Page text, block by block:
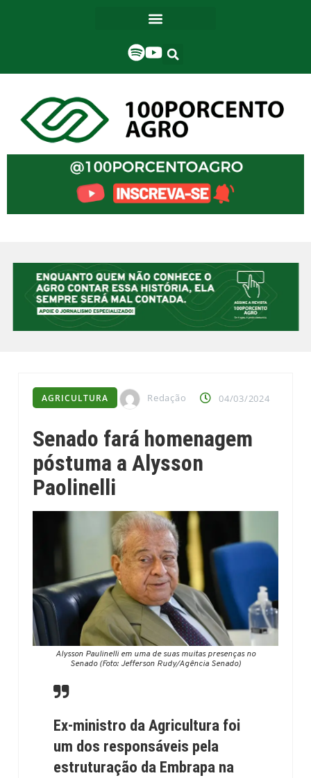
AGRICULTURA Redação 04/03/2024
Senado fará homenagem
póstuma a Alysson
Paolinelli
Alysson Paulinelli em uma de suas muitas presenças no
Senado (Foto: Jefferson Rudy/Agência Senado)
Ex-ministro da Agricultura foi
um dos responsáveis pela
estruturação da Embrapa na